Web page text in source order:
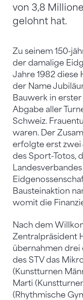
von 3,8
gelohnt hat.
Zu seinem 150-
der damalige
Jahre 1982 diese
der Name
Bauwerk in
Abgabe aller
Schweiz.
waren. Der
erfolgte erst zwei
des Sport-Totos,
Bausteinaktion
womit die
Nach dem
Zentralpräsident
übernahmen drei
des STV das
(Kunstturnen
Marti
(Rhythmische